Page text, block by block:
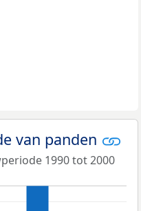
van panden
1990 tot 2000